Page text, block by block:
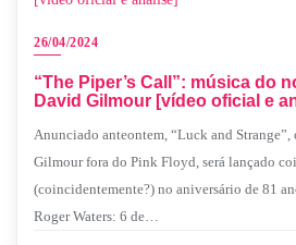
26/04/2024
“The Piper’s Call”: música do
David Gilmour [vídeo oficial e
Anunciado anteontem, “Luck and
Gilmour fora do Pink Floyd, será lançado
(coincidentemente?) no aniversário de 81
Roger Waters: 6 de…